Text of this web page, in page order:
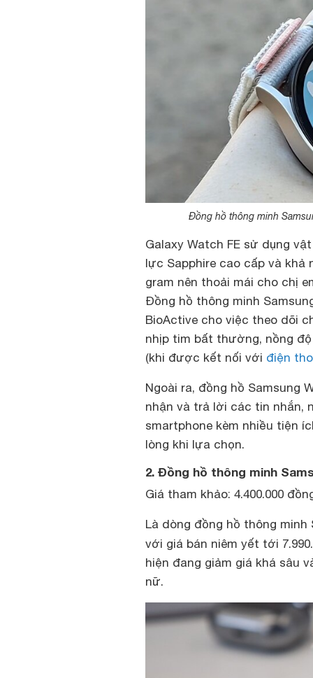
Đồng hồ thông minh
Galaxy Watch FE sử dụng
lực Sapphire cao cấp và khả
gram nên thoải mái cho chị
Đồng hồ thông minh
BioActive cho việc theo dõi
nhịp tim bất thường, nồng
(khi được kết nối với điện
Ngoài ra, đồng hồ Samsung
nhận và trả lời các tin nhắn,
smartphone kèm nhiều tiện
lòng khi lựa chọn.
2. Đồng hồ thông minh
Giá tham khảo: 4.400.000
Là dòng đồng hồ thông
với giá bán niêm yết tới
hiện đang giảm giá khá sâu
nữ.